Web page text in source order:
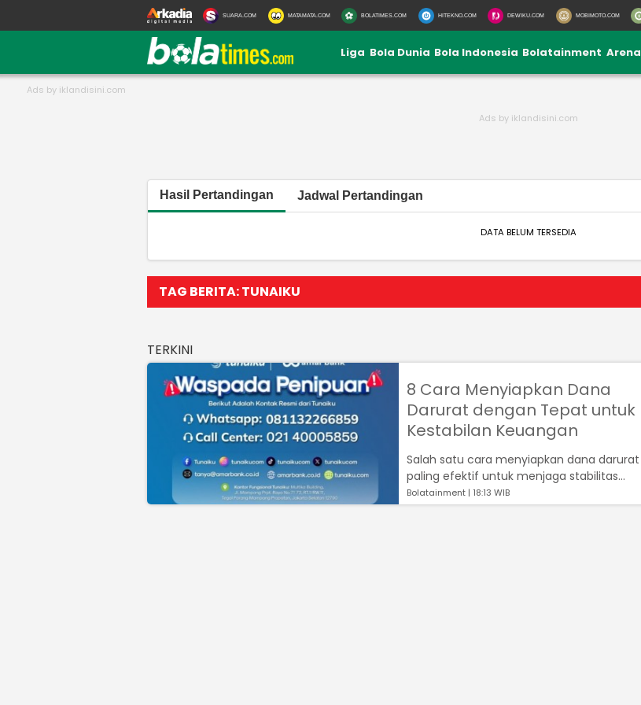
SUARA.COM MATAMATA.COM BOLATIMES.COM HITEKNO.COM DEWIKU.COM MOBIMOTO.COM
Liga Bola Dunia Bola Indonesia Bolatainment Arena
Hasil Pertandingan Jadwal Pertandingan
DATA BELUM TERSEDIA
TAG BERITA: TUNAIKU
TERKINI
8 Cara Menyiapkan Dana
Darurat dengan Tepat untuk
Kestabilan Keuangan
Salah satu cara menyiapkan dana darurat
paling efektif untuk menjaga stabilitas
finansial adalah memiliki dana darurat y...
Bolatainment | 18:13 WIB